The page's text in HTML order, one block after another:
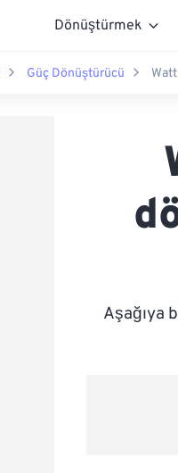
Dönüştürmek
Güç Dönüştürücü
Aşağıya